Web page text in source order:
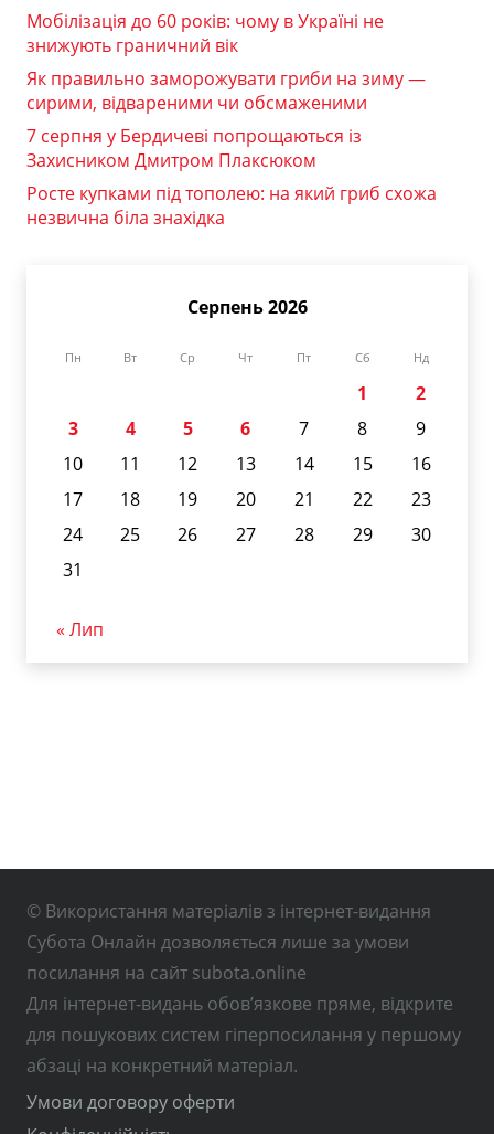
Мобілізація до 60 років: чому в Україні не
знижують граничний вік
Як правильно заморожувати гриби на зиму —
сирими, відвареними чи обсмаженими
7 серпня у Бердичеві попрощаються із
Захисником Дмитром Плаксюком
Росте купками під тополею: на який гриб схожа
незвична біла знахідка
Серпень 2026
Пн Вт Ср Чт Пт Сб Нд
1
2
3
4 5 6 7 8
9
10
11 12 13 14 15
16
17
18 19 20 21 22
23
24
25 26 27 28 29
30
31
« Лип
© Використання матеріалів з інтернет-видання
Субота Онлайн дозволяється лише за умови
посилання на сайт subota.online
Для інтернет-видань обов’язкове пряме, відкрите
для пошукових систем гіперпосилання у першому
абзаці на конкретний матеріал.
Умови договору оферти